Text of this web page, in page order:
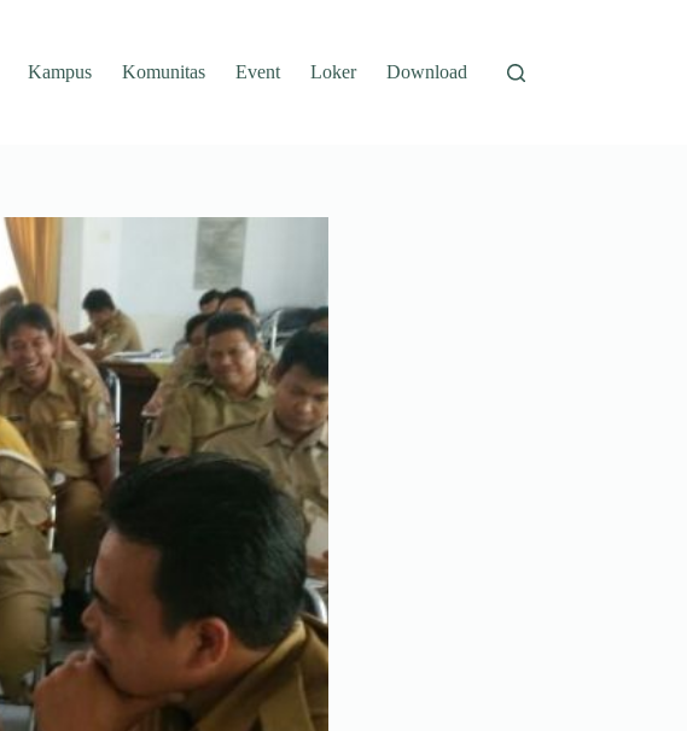
Kampus Komunitas Event Loker Download